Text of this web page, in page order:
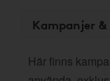
Kampanjer
Här finns